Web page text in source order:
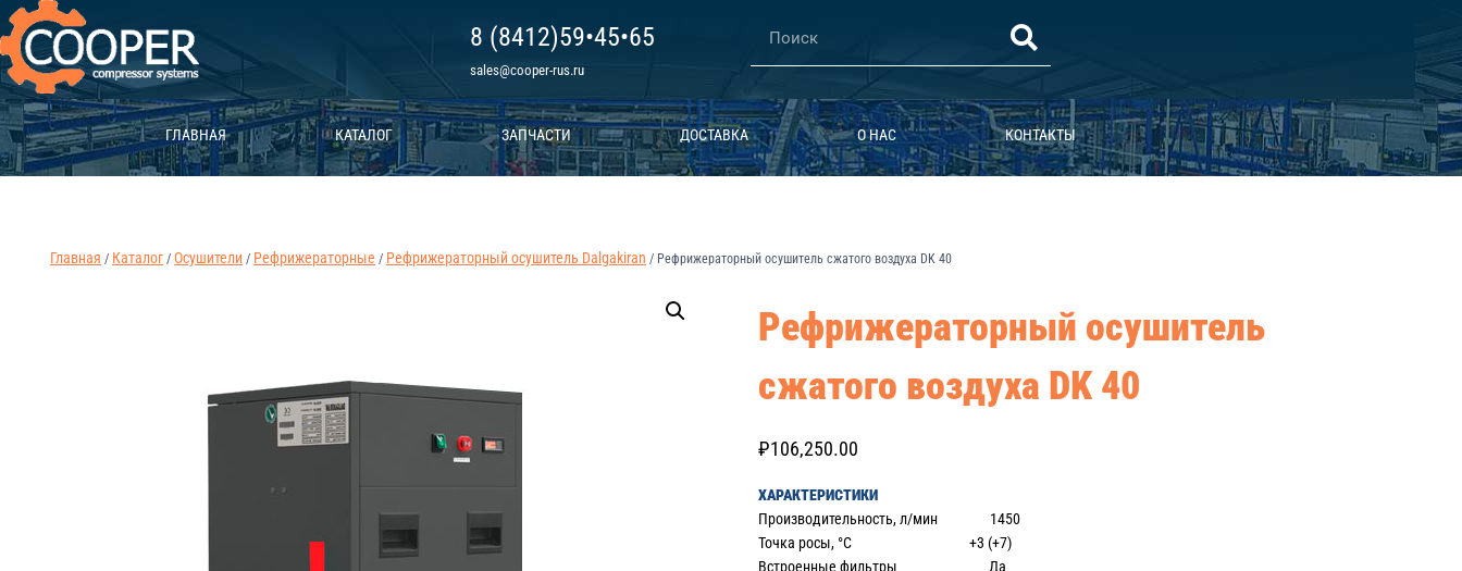
8 (8412)59•45•65
sales@cooper-rus.ru
ГЛАВНАЯ КАТАЛОГ ЗАПЧАСТИ ДОСТАВКА О НАС КОНТАКТЫ
Главная / Каталог / Осушители / Рефрижераторные / Рефрижераторный осушитель Dalgakiran / Рефрижераторный осушитель сжатого воздуха DK 40
Рефрижераторный осушитель
сжатого воздуха DK 40
₽106,250.00
ХАРАКТЕРИСТИКИ
Производительность, л/мин 1450
Точка росы, °С +3 (+7)
Встроенные фильтры Да